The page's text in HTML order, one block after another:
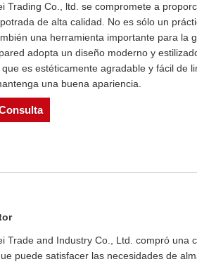
Trading Co., ltd. se compromete a
de alta calidad. No es sólo un
una herramienta importante para la
adopta un diseño moderno y
es estéticamente agradable y fácil de
una buena apariencia.
Trade and Industry Co., Ltd. compró una
puede satisfacer las necesidades de